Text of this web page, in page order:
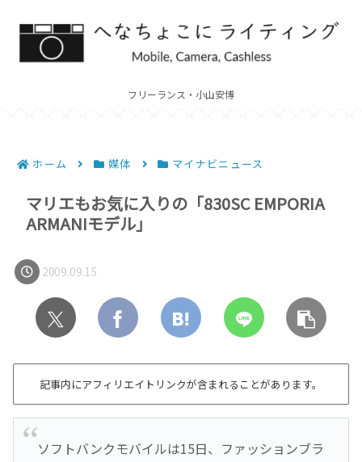
フリーランス・小山安博
ホーム 媒体 マイナビニュース
マリエもお気に入りの「830SC EMPORIA
ARMANIモデル」
2009.09.15
記事内にアフィリエイトリンクが含まれることがあります。
ソフトバンクモバイルは15日、ファッションブラ